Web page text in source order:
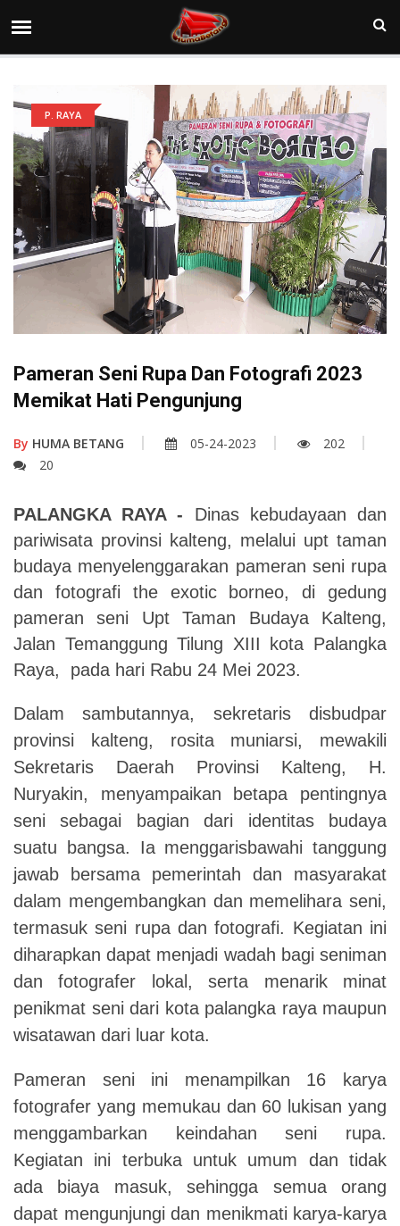
P. RAYA
Pameran Seni Rupa Dan Fotografi 2023
Memikat Hati Pengunjung
By HUMA BETANG 05-24-2023
202
20
PALANGKA RAYA - Dinas kebudayaan dan
pariwisata provinsi kalteng, melalui upt taman
budaya menyelenggarakan pameran seni rupa
dan fotografi the exotic borneo, di gedung
pameran seni Upt Taman Budaya Kalteng,
Jalan Temanggung Tilung XIII kota Palangka
Raya, pada hari Rabu 24 Mei 2023.
Dalam sambutannya, sekretaris disbudpar
provinsi kalteng, rosita muniarsi, mewakili
Sekretaris Daerah Provinsi Kalteng, H.
Nuryakin, menyampaikan betapa pentingnya
seni sebagai bagian dari identitas budaya
suatu bangsa. Ia menggarisbawahi tanggung
jawab bersama pemerintah dan masyarakat
dalam mengembangkan dan memelihara seni,
termasuk seni rupa dan fotografi. Kegiatan ini
diharapkan dapat menjadi wadah bagi seniman
dan fotografer lokal, serta menarik minat
penikmat seni dari kota palangka raya maupun
wisatawan dari luar kota.
Pameran seni ini menampilkan 16 karya
fotografer yang memukau dan 60 lukisan yang
menggambarkan keindahan seni rupa.
Kegiatan ini terbuka untuk umum dan tidak
ada biaya masuk, sehingga semua orang
dapat mengunjungi dan menikmati karya-karya